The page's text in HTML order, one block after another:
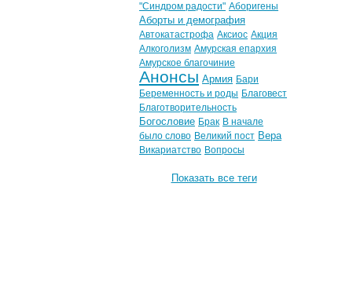
"Синдром радости" Аборигены
Аборты и демография
Автокатастрофа Аксиос Акция
Алкоголизм Амурская епархия
Амурское благочиние
Анонсы Армия Бари
Беременность и роды Благовест
Благотворительность
Богословие Брак В начале
было слово Великий пост Вера
Викариатство Вопросы
Показать все теги